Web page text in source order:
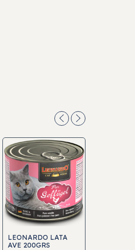
LEONARDO LATA
AVE 200GRS